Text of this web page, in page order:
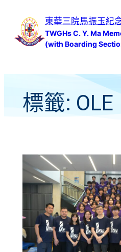
容
東華三院馬振玉紀
TWGHs C. Y. Ma
(with Boarding
標籤: OLE